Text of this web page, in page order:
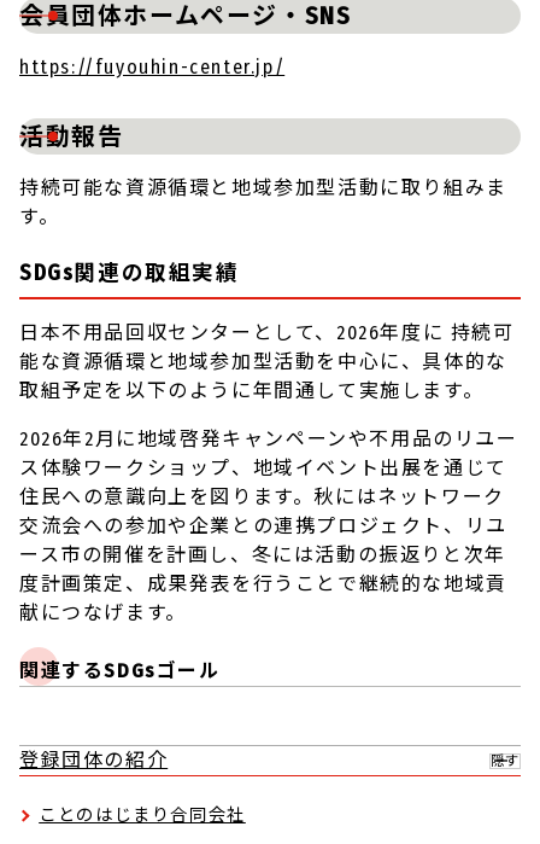
会員団体ホームページ・SNS
https://fuyouhin-center.jp/
活動報告
持続可能な資源循環と地域参加型活動に取り組みま
す。
SDGs関連の取組実績
日本不用品回収センターとして、2026年度に 持続可
能な資源循環と地域参加型活動を中心に、具体的な
取組予定を以下のように年間通して実施します。
2026年2月に地域啓発キャンペーンや不用品のリユー
ス体験ワークショップ、地域イベント出展を通じて
住民への意識向上を図ります。秋にはネットワーク
交流会への参加や企業との連携プロジェクト、リユ
ース市の開催を計画し、冬には活動の振返りと次年
度計画策定、成果発表を行うことで継続的な地域貢
献につなげます。
関連するSDGsゴール
登録団体の紹介 隠す
ことのはじまり合同会社